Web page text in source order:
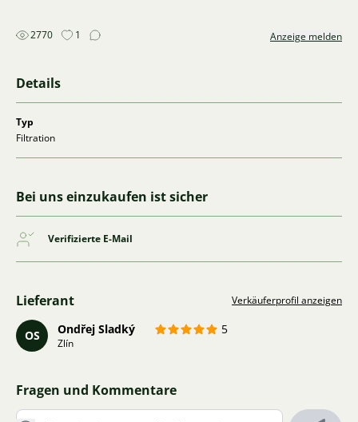
2770 1 Anzeige melden
Details
Typ
Filtration
Bei uns einzukaufen ist sicher
Verifizierte E-Mail
Lieferant Verkäuferprofil anzeigen
OS Ondřej Sladký 5
Zlín
Fragen und Kommentare